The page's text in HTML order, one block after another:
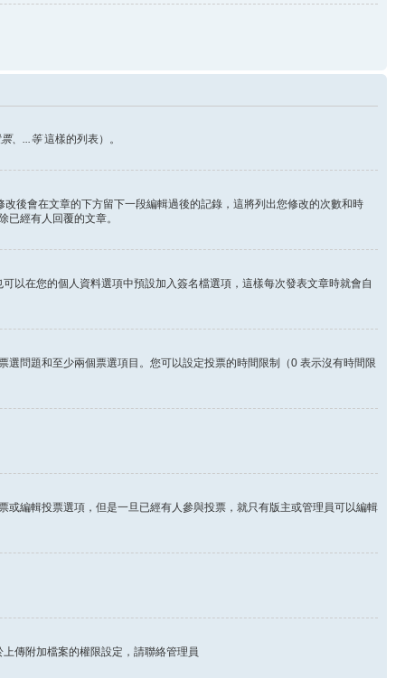
、...等這樣的列表）。
後會在文章的下方留下一段編輯過後的記錄，這將列出您修改的次數和時
經有人回覆的文章。
以在您的個人資料選項中預設加入簽名檔選項，這樣每次發表文章時就會自
問題和至少兩個票選項目。您可以設定投票的時間限制（0 表示沒有時間限
編輯投票選項，但是一旦已經有人參與投票，就只有版主或管理員可以編輯
傳附加檔案的權限設定，請聯絡管理員